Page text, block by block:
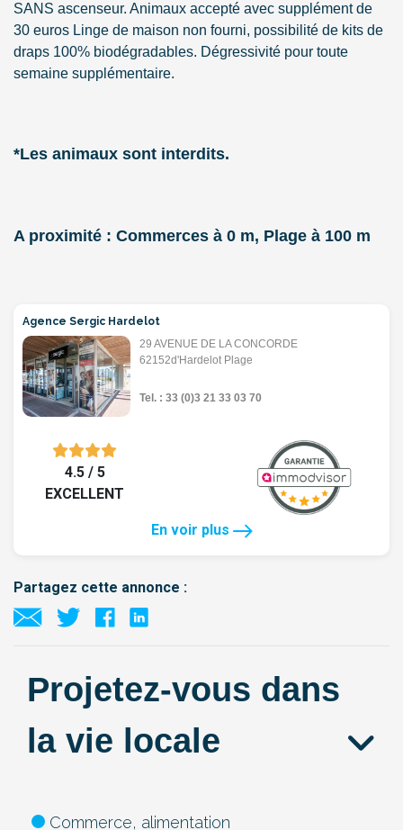
SANS ascenseur. Animaux accepté avec supplément de
30 euros Linge de maison non fourni, possibilité de kits de
draps 100% biodégradables. Dégressivité pour toute
semaine supplémentaire.
*Les animaux sont interdits.
A proximité : Commerces à 0 m, Plage à 100 m
Agence Sergic Hardelot
29 AVENUE DE LA CONCORDE
62152d'Hardelot Plage
Tel. : 33 (0)3 21 33 03 70
4.5 / 5
EXCELLENT
En voir plus
Partagez cette annonce :
Projetez-vous dans
la vie locale
Commerce, alimentation